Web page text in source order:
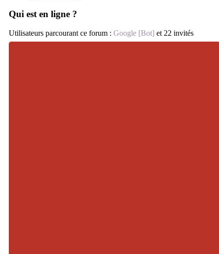
Qui est en ligne ?
Utilisateurs parcourant ce forum : Google [Bot] et 22 invités